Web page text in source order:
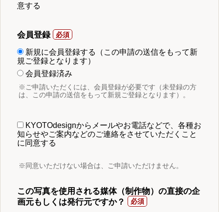
意する
会員登録
新規に会員登録する（この申請の送信をもって新
規ご登録となります）
会員登録済み
※ご申請いただくには、会員登録が必要です（未登録の方
は、この申請の送信をもって新規ご登録となります）。
KYOTOdesignからメールやお電話などで、各種お
知らせやご案内などのご連絡をさせていただくこと
に同意する
※同意いただけない場合は、ご申請いただけません。
この写真を使用される媒体（制作物）の直接の企
画元もしくは発行元ですか？